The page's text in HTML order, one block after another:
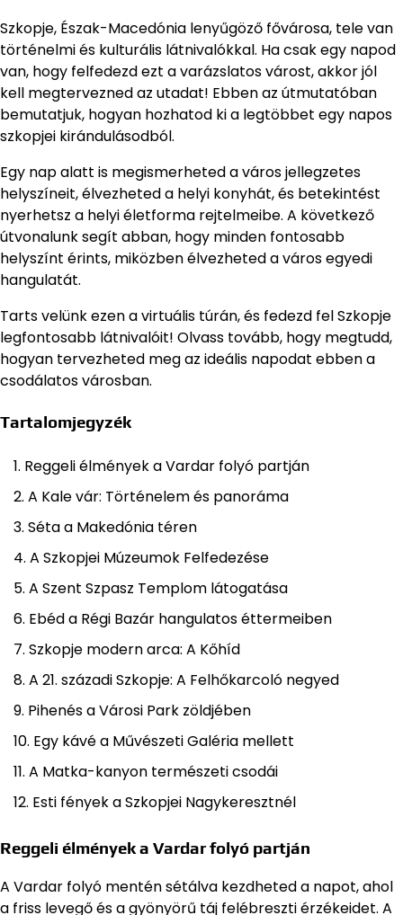
Szkopje, Észak-Macedónia lenyűgöző fővárosa, tele van
történelmi és kulturális látnivalókkal. Ha csak egy napod
van, hogy felfedezd ezt a varázslatos várost, akkor jól
kell megtervezned az utadat! Ebben az útmutatóban
bemutatjuk, hogyan hozhatod ki a legtöbbet egy napos
szkopjei kirándulásodból.
Egy nap alatt is megismerheted a város jellegzetes
helyszíneit, élvezheted a helyi konyhát, és betekintést
nyerhetsz a helyi életforma rejtelmeibe. A következő
útvonalunk segít abban, hogy minden fontosabb
helyszínt érints, miközben élvezheted a város egyedi
hangulatát.
Tarts velünk ezen a virtuális túrán, és fedezd fel Szkopje
legfontosabb látnivalóit! Olvass tovább, hogy megtudd,
hogyan tervezheted meg az ideális napodat ebben a
csodálatos városban.
Tartalomjegyzék
Reggeli élmények a Vardar folyó partján
A Kale vár: Történelem és panoráma
Séta a Makedónia téren
A Szkopjei Múzeumok Felfedezése
A Szent Szpasz Templom látogatása
Ebéd a Régi Bazár hangulatos éttermeiben
Szkopje modern arca: A Kőhíd
A 21. századi Szkopje: A Felhőkarcoló negyed
Pihenés a Városi Park zöldjében
Egy kávé a Művészeti Galéria mellett
A Matka-kanyon természeti csodái
Esti fények a Szkopjei Nagykeresztnél
Reggeli élmények a Vardar folyó partján
A Vardar folyó mentén sétálva kezdheted a napot, ahol
a friss levegő és a gyönyörű táj felébreszti érzékeidet. A